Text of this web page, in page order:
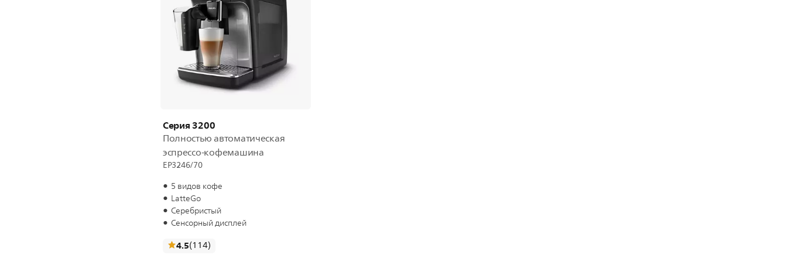
Серия 3200
Полностью автоматическая
эспрессо-кофемашина
EP3246/70
5 видов кофе
LatteGo
Серебристый
Сенсорный дисплей
4.5(114отзывы
)